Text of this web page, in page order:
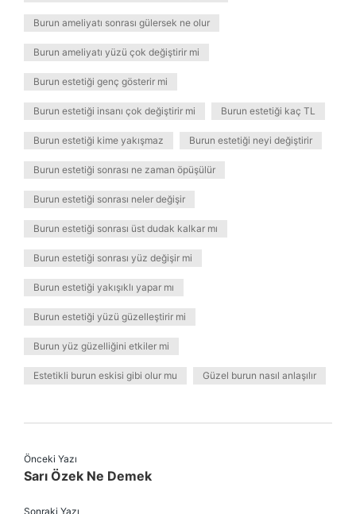
Burun ameliyatı sonrası gülersek ne olur
Burun ameliyatı yüzü çok değiştirir mi
Burun estetiği genç gösterir mi
Burun estetiği insanı çok değiştirir mi Burun estetiği kaç TL
Burun estetiği kime yakışmaz Burun estetiği neyi değiştirir
Burun estetiği sonrası ne zaman öpüşülür
Burun estetiği sonrası neler değişir
Burun estetiği sonrası üst dudak kalkar mı
Burun estetiği sonrası yüz değişir mi
Burun estetiği yakışıklı yapar mı
Burun estetiği yüzü güzelleştirir mi
Burun yüz güzelliğini etkiler mi
Estetikli burun eskisi gibi olur mu Güzel burun nasıl anlaşılır
Önceki Yazı
Sarı Özek Ne Demek
Sonraki Yazı